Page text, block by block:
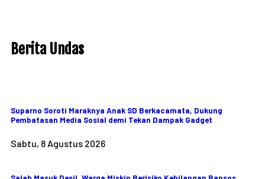
Berita Undas
Suparno Soroti Maraknya Anak SD Berkacamata, Dukung
Pembatasan Media Sosial demi Tekan Dampak Gadget
Sabtu, 8 Agustus 2026